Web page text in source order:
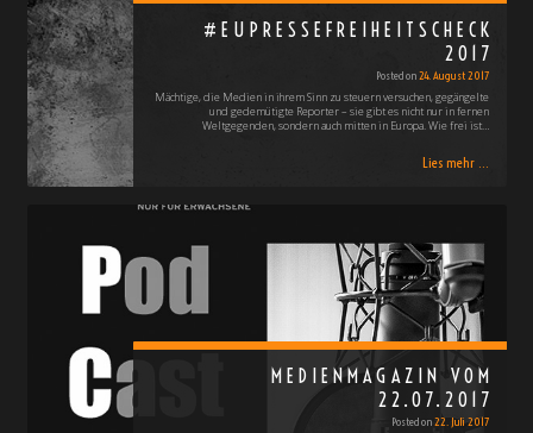
#EUPRESSEFREIHEITSCHECK
2017
Posted on24. August 2017
Mächtige, die Medien in ihrem Sinn zu steuern versuchen, gegängelte
und gedemütigte Reporter – sie gibt es nicht nur in fernen
Weltgegenden, sondern auch mitten in Europa. Wie frei ist…
Lies mehr ...
MEDIENMAGAZIN VOM
22.07.2017
Posted on22. Juli 2017